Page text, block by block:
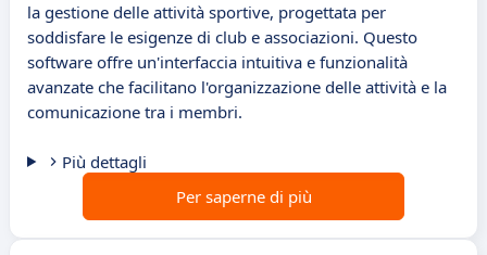
la gestione delle attività sportive, progettata per
soddisfare le esigenze di club e associazioni. Questo
software offre un'interfaccia intuitiva e funzionalità
avanzate che facilitano l'organizzazione delle attività e la
comunicazione tra i membri.
Più dettagli
Per saperne di più